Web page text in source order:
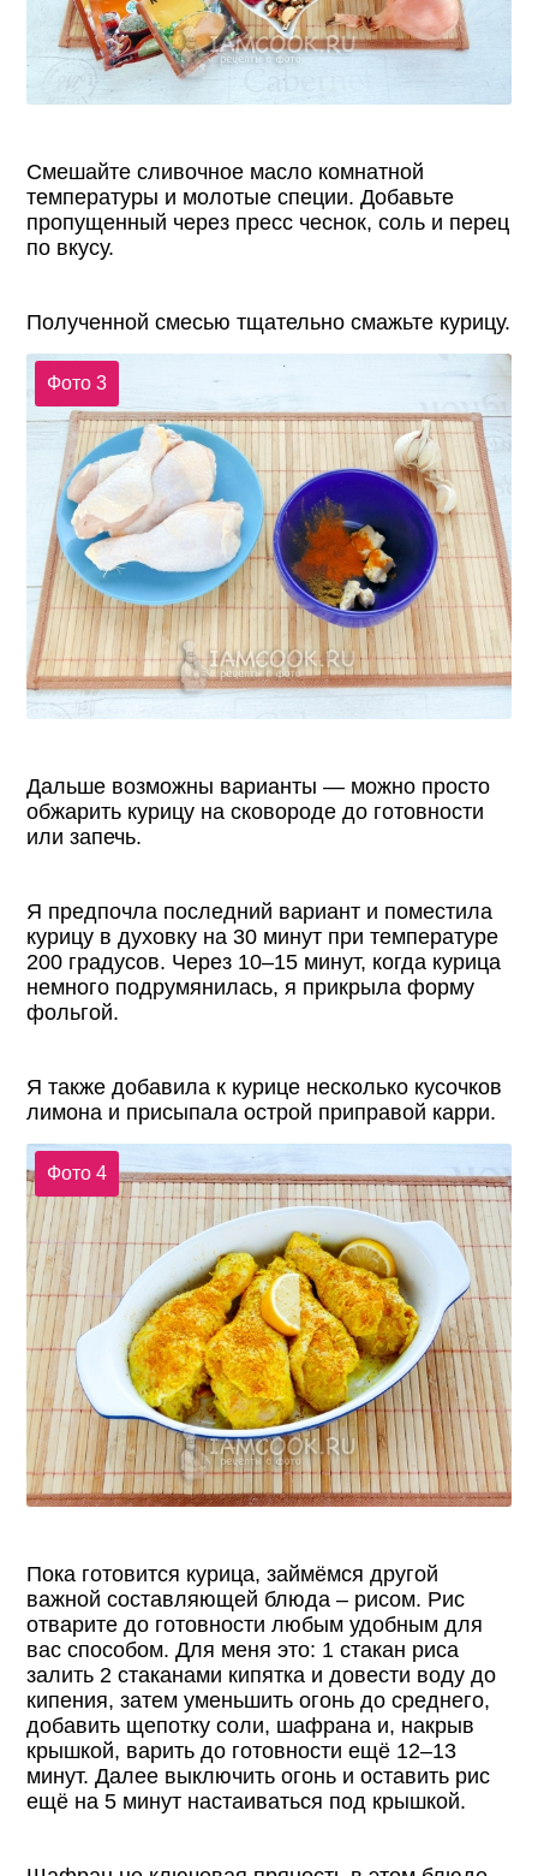
Смешайте сливочное масло комнатной
температуры и молотые специи. Добавьте
пропущенный через пресс чеснок, соль и перец
по вкусу.
Полученной смесью тщательно смажьте курицу.
Фото 3
Дальше возможны варианты — можно просто
обжарить курицу на сковороде до готовности
или запечь.
Я предпочла последний вариант и поместила
курицу в духовку на 30 минут при температуре
200 градусов. Через 10–15 минут, когда курица
немного подрумянилась, я прикрыла форму
фольгой.
Я также добавила к курице несколько кусочков
лимона и присыпала острой приправой карри.
Фото 4
Пока готовится курица, займёмся другой
важной составляющей блюда – рисом. Рис
отварите до готовности любым удобным для
вас способом. Для меня это: 1 стакан риса
залить 2 стаканами кипятка и довести воду до
кипения, затем уменьшить огонь до среднего,
добавить щепотку соли, шафрана и, накрыв
крышкой, варить до готовности ещё 12–13
минут. Далее выключить огонь и оставить рис
ещё на 5 минут настаиваться под крышкой.